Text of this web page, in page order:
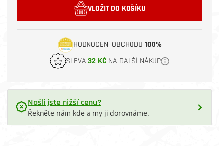
VLOŽIT DO KOŠÍKU
HODNOCENÍ OBCHODU 100%
SLEVA 32 KČ NA DALŠÍ NÁKUP
Našli jste nižší cenu?
Řekněte nám kde a my ji dorovnáme.